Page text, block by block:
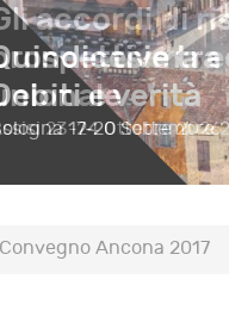
accordi di
tra
23-24 Ottobre 2026
Convegno Ancona 2017